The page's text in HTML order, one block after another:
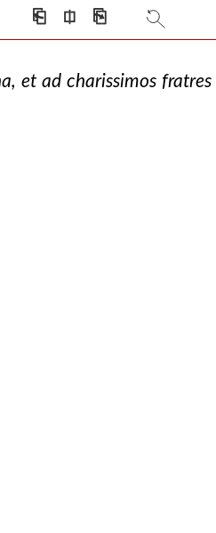
⎗ ⎅ ⎘
et ad charissimos fratres